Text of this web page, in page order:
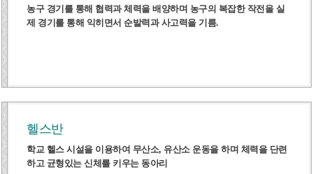
농구 경기를 통해 협력과 체력을 배양하며 농구의 복잡한 작전을 실
제 경기를 통해 익히면서 순발력과 사고력을 기름.
헬스반
학교 헬스 시설을 이용하여 무산소, 유산소 운동을 하며 체력을 단련
하고 균형있는 신체를 키우는 동아리